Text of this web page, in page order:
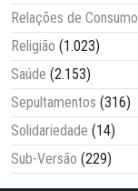
Relações de Consumo
Religião (1.023)
Saúde (2.153)
Sepultamentos (316)
Solidariedade (14)
Sub-Versão (229)